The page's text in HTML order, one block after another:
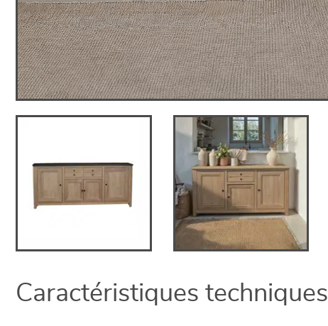
Caractéristiques techniques